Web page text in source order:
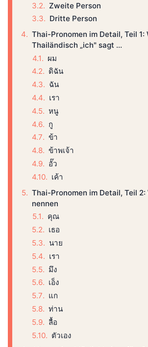
Zweite Person
Dritte Person
Thai-Pronomen im Detail, Teil 1:
Thailändisch „ich" sagt …
ผม
ดิฉัน
ฉัน
เรา
หนู
กู
ข้า
ข้าพเจ้า
อั๊ว
เค้า
Thai-Pronomen im Detail, Teil
nennen
คุณ
เธอ
นาย
เรา
มึง
เอ็ง
แก
ท่าน
ลื้อ
ตัวเอง